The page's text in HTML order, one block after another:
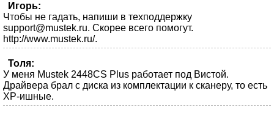
Игорь:
Чтобы не гадать, напиши в техподдержку
support@mustek.ru. Скорее всего помогут.
http://www.mustek.ru/.
Толя:
У меня Mustek 2448CS Plus работает под Вистой.
Драйвера брал с диска из комплектации к сканеру, то есть
ХР-ишные.